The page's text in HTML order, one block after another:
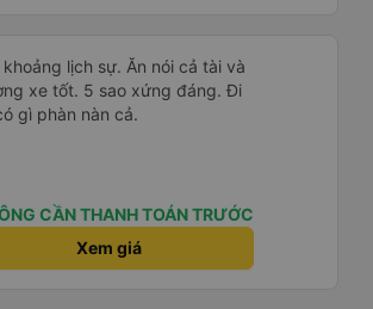
lịch sự. Ăn nói cả tài và
xe tốt. 5 sao xứng đáng. Đi
gì phàn nàn cả.
CẦN THANH TOÁN TRƯỚC
Xem giá